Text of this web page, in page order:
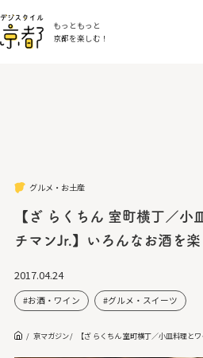
もっともっと
京都を楽しむ！
グルメ・お土産
【ざ らくちん 室町横丁／小
チマンJr.】いろんなお酒を楽
2017.04.24
お酒・ワイン グルメ・スイーツ
京マガジン 【ざ らくちん 室町横丁／小皿料理と